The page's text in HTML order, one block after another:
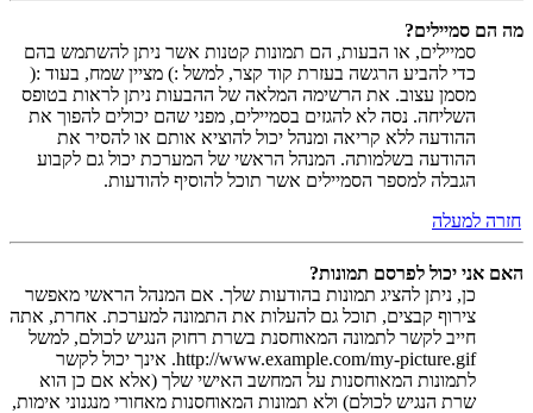
מה הם סמיילים?
סמיילים, או הבעות, הם תמונות קטנות אשר ניתן להשתמש בהם
כדי להביע הרגשה בעזרת קוד קצר, למשל :) מציין שמח, בעוד :(
מסמן עצוב. את הרשימה המלאה של ההבעות ניתן לראות בטופס
השליחה. נסה לא להגזים בסמיילים, מפני שהם יכולים להפוך את
ההודעה ללא קריאה ומנהל יכול להוציא אותם או להסיר את
ההודעה בשלמותה. המנהל הראשי של המערכת יכול גם לקבוע
הגבלה למספר הסמיילים אשר תוכל להוסיף להודעות.
חזרה למעלה
האם אני יכול לפרסם תמונות?
כן, ניתן להציג תמונות בהודעות שלך. אם המנהל הראשי מאפשר
צירוף קבצים, תוכל גם להעלות את התמונה למערכת. אחרת, אתה
חייב לקשר לתמונה המאוחסנת בשרת רחוק הנגיש לכולם, למשל
http://www.example.com/my-picture.gif. אינך יכול לקשר
לתמונות המאוחסנות על המחשב האישי שלך (אלא אם כן הוא
שרת הנגיש לכולם) ולא תמונות המאוחסנות מאחורי מנגנוני אימות,